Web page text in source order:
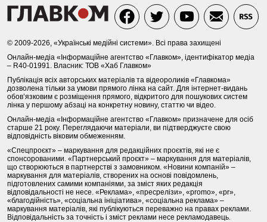
© 2009-2026, «Українські медійні системи». Всі права захищені
Онлайн-медіа «Інформаційне агентство «Главком», ідентифікатор медіа
– R40-01991. Власник: ТОВ «Хаб Главком»
Публікація всіх авторських матеріалів та відеороликів «Главкома»
дозволена тільки за умови прямого лінка на сайт. Для інтернет-видань
обов’язковим є розміщення прямого, відкритого для пошукових систем
лінка у першому абзаці на конкретну новину, статтю чи відео.
Онлайн-медіа «Інформаційне агентство «Главком» призначене для осіб
старше 21 року. Переглядаючи матеріали, ви підтверджуєте свою
відповідність віковим обмеженням.
«Спецпроєкт» – маркування для редакційних проєктів, які не є
спонсорованими. «Партнерський проєкт» – маркування для матеріалів,
що створюються в партнерстві з замовником. «Новини компаній» –
маркування для матеріалів, створених на основі повідомлень,
підготовлених самими компаніями, за зміст яких редакція
відповідальності не несе. «Реклама», «пресрелізи», «promo», «pr»,
«благодійність», «соціальна ініціатива», «соціальна реклама» –
маркування матеріалів, які публікуються переважно на правах реклами.
Відповідальність за точність і зміст реклами несе рекламодавець.